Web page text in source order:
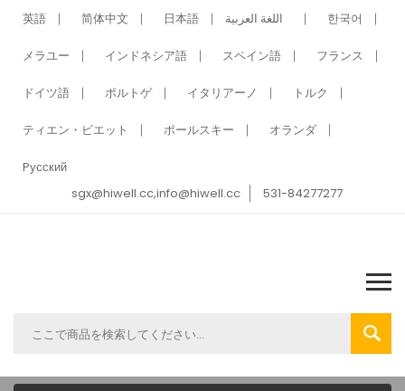
英語 简体中文 日本語 اللغة العربية 한국어
メラユー インドネシア語 スペイン語 フランス
ドイツ語 ポルトゲ イタリアーノ トルク
ティエン・ビエット ポールスキー オランダ
Pусский
sgx@hiwell.cc,info@hiwell.cc
531-84277277